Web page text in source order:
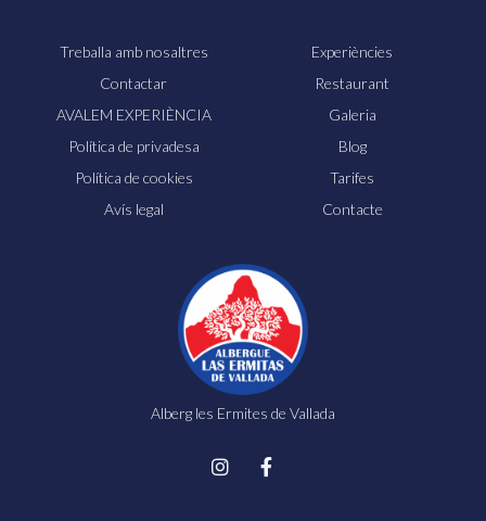
Alberg les Ermites de Vallada
Experiències
Restaurant
Galeria
Blog
Tarifes
Contacte
Treballa amb nosaltres
Contactar
AVALEM EXPERIÈNCIA
Política de privadesa
Política de cookies
Avís legal